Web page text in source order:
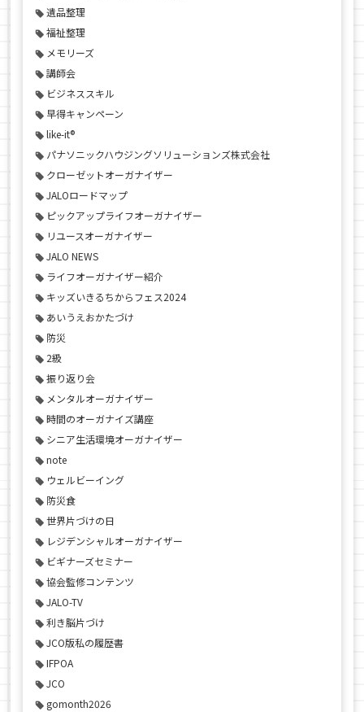
遺品整理
福祉整理
メモリーズ
講師会
ビジネススキル
早得キャンペーン
like-it®
パナソニックハウジングソリューションズ株式会社
クローゼットオーガナイザー
JALOロードマップ
ピックアップライフオーガナイザー
リユースオーガナイザー
JALO NEWS
ライフオーガナイザー紹介
キッズいきるちからフェス2024
あいうえおかたづけ
防災
2級
振り返り会
メンタルオーガナイザー
時間のオーガナイズ講座
シニア生活環境オーガナイザー
note
ウェルビーイング
防災食
世界片づけの日
レジデンシャルオーガナイザー
ビギナーズセミナー
協会監修コンテンツ
JALO-TV
利き脳片づけ
JCO版私の履歴書
IFPOA
JCO
gomonth2026